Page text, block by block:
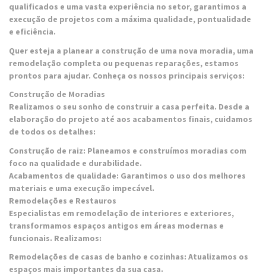
qualificados e uma vasta experiência no setor, garantimos a
execução de projetos com a máxima qualidade, pontualidade
e eficiência.
Quer esteja a planear a construção de uma nova moradia, uma
remodelação completa ou pequenas reparações, estamos
prontos para ajudar. Conheça os nossos principais serviços:
Construção de Moradias
Realizamos o seu sonho de construir a casa perfeita. Desde a
elaboração do projeto até aos acabamentos finais, cuidamos
de todos os detalhes:
Construção de raiz: Planeamos e construímos moradias com
foco na qualidade e durabilidade.
Acabamentos de qualidade: Garantimos o uso dos melhores
materiais e uma execução impecável.
Remodelações e Restauros
Especialistas em remodelação de interiores e exteriores,
transformamos espaços antigos em áreas modernas e
funcionais. Realizamos:
Remodelações de casas de banho e cozinhas: Atualizamos os
espaços mais importantes da sua casa.